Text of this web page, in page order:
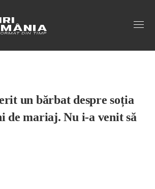
un bărbat despre soția
de mariaj. Nu i-a venit să